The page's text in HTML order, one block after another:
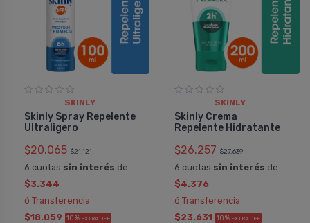
SKINLY
Skinly Spray Repelente
Ultraligero
$20.065 $21.121
6 cuotas sin interés de
$3.344
ó Transferencia
$18.059 10% EXTRA OFF
SKINLY
Skinly Crema
Repelente Hidratante
$26.257 $27.639
6 cuotas sin interés de
$4.376
ó Transferencia
$23.631 10% EXTRA OFF